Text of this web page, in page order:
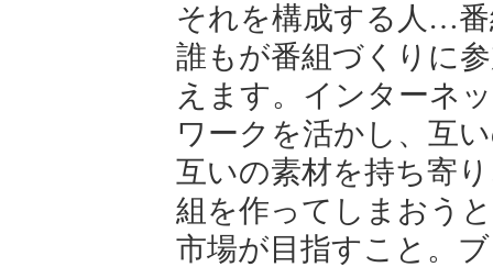
それを構成する人…
誰もが番組づくりに
えます。インターネ
ワークを活かし、互
互いの素材を持ち寄
組を作ってしまおう
市場が目指すこと。